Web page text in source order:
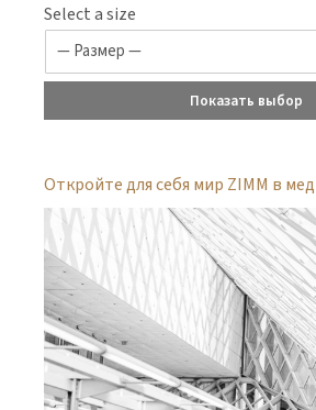
Select a size
Показать выбор
Откройте для себя мир ZIMM в